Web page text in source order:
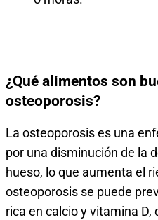
¿Qué alimentos son
osteoporosis?
La osteoporosis es una
por una disminución de la
hueso, lo que aumenta el
osteoporosis se puede
rica en calcio y vitamina